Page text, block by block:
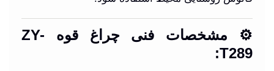
⚙️ مشخصات فنی چراغ قوه ZY-
T289: